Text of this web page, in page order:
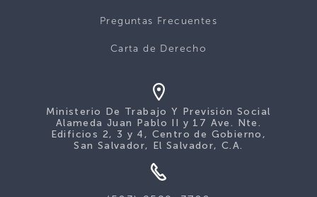
Preguntas Frecuentes
Carta de Derecho
Ministerio De Trabajo Y Previsión Social
Alameda Juan Pablo II y 17 Ave. Nte.
Edificios 2, 3 y 4, Centro de Gobierno,
San Salvador, El Salvador, C.A.